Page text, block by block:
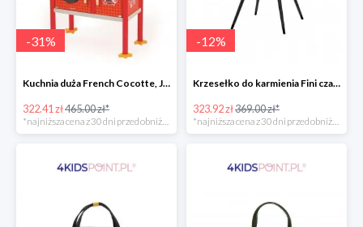
-31%
Kuchnia duża French Cocotte, Janod
322.41 zł465.00 zł*
-12%
Krzesełko do karmienia Fini czarne 2w1 Kinderkraft
323.92 zł369.00 zł*